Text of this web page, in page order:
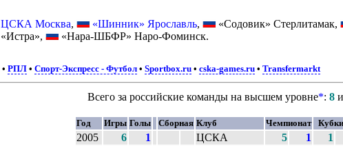
ЦСКА Москва, «Шинник» Ярославль, «Содовик» Стерлитамак,
«Истра», «Нара-ШБФР» Наро-Фоминск.
• РПЛ• Спорт-Экспресс - Футбол• Sportbox.ru• cska-games.ru• Transfermarkt
Всего за российские команды на высшем уровне*: 8
Год Игры Голы Сборная Клуб Чемпионат Кубки
2005 6 1 ЦСКА 5 1
1